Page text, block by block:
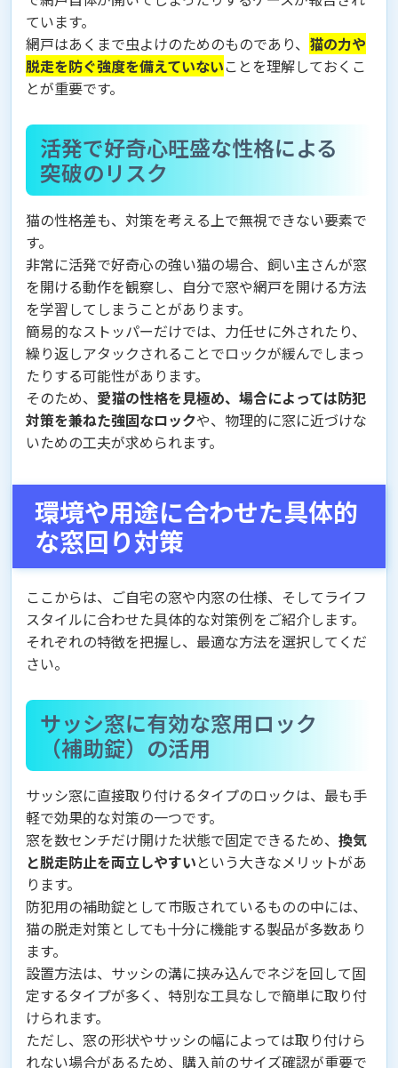
ています。
網戸はあくまで虫よけのためのものであり、 猫の力や
脱走を防ぐ強度を備えていないことを理解しておくこ
とが重要です。
活発で好奇心旺盛な性格による
突破のリスク
猫の性格差も、対策を考える上で無視できない要素で
す。
非常に活発で好奇心の強い猫の場合、飼い主さんが窓
を開ける動作を観察し、自分で窓や網戸を開ける方法
を学習してしまうことがあります。
簡易的なストッパーだけでは、力任せに外されたり、
繰り返しアタックされることでロックが緩んでしまっ
たりする可能性があります。
そのため、 愛猫の性格を見極め、場合によっては防犯
対策を兼ねた強固なロックや、物理的に窓に近づけな
いための工夫が求められます。
環境や用途に合わせた具体的
な窓回り対策
ここからは、ご自宅の窓や内窓の仕様、そしてライフ
スタイルに合わせた具体的な対策例をご紹介します。
それぞれの特徴を把握し、最適な方法を選択してくだ
さい。
サッシ窓に有効な窓用ロック
（補助錠）の活用
サッシ窓に直接取り付けるタイプのロックは、最も手
軽で効果的な対策の一つです。
窓を数センチだけ開けた状態で固定できるため、 換気
と脱走防止を両立しやすいという大きなメリットがあ
ります。
防犯用の補助錠として市販されているものの中には、
猫の脱走対策としても十分に機能する製品が多数あり
ます。
設置方法は、サッシの溝に挟み込んでネジを回して固
定するタイプが多く、特別な工具なしで簡単に取り付
けられます。
ただし、窓の形状やサッシの幅によっては取り付けら
れない場合があるため、購入前のサイズ確認が重要で